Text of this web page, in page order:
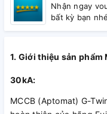
Nhận ngay
bất kỳ bạn
1. Giới thiệu sản
30kA:
MCCB (Aptomat) G-